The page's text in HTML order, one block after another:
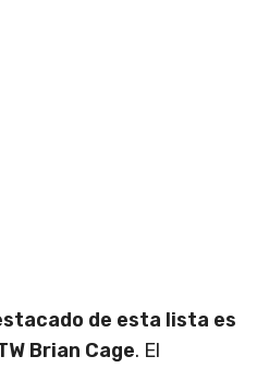
de esta lista es
Brian Cage. El